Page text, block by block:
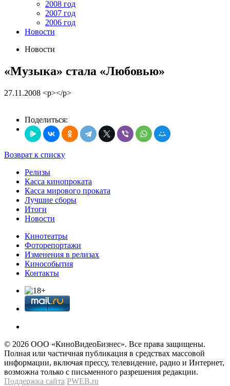
2008 год
2007 год
2006 год
Новости
Новости
«Музыка» стала «Любовью»
27.11.2008 <p></p>
Поделиться:
Возврат к списку
Релизы
Касса кинопроката
Касса мирового проката
Лучшие сборы
Итоги
Новости
Кинотеатры
Фоторепортажи
Изменения в релизах
Кинособытия
Контакты
© 2026 OOО «КиноВидеоБизнес». Все права защищены.
Полная или частичная публикация в средствах массовой
информации, включая прессу, телевидение, радио и Интернет,
возможна только с письменного разрешения редакции.
Поддержка сайта PWEB.ru